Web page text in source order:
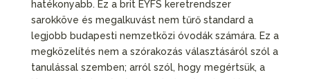
hatékonyabb. Ez a brit EYFS keretrendszer
sarokköve és megalkuvást nem tűrő standard a
legjobb budapesti nemzetközi óvodák számára. Ez a
megközelítés nem a szórakozás választásáról szól a
tanulással szemben; arról szól, hogy megértsük, a